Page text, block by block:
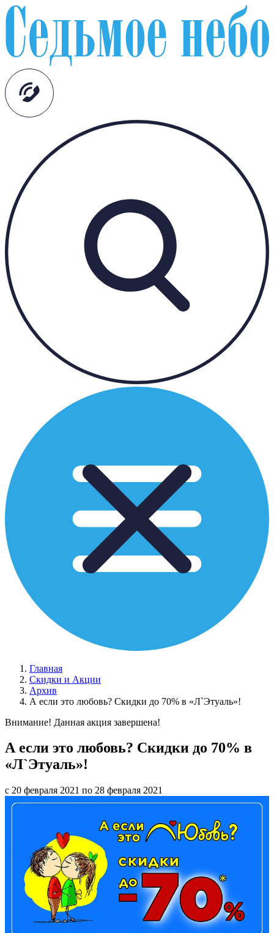
Главная
Скидки и Акции
Архив
А если это любовь? Скидки до 70% в «Л`Этуаль»!
Внимание! Данная акция завершена!
А если это любовь? Скидки до 70% в
«Л`Этуаль»!
с 20 февраля 2021 по 28 февраля 2021